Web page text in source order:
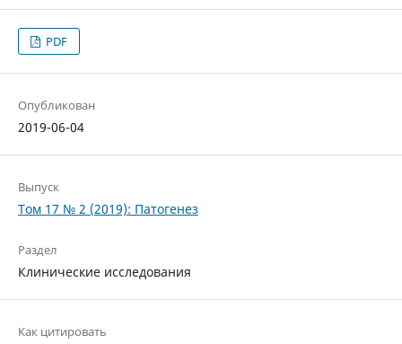
PDF
Опубликован
2019-06-04
Выпуск
Том 17 № 2 (2019): Патогенез
Раздел
Клинические исследования
Как цитировать